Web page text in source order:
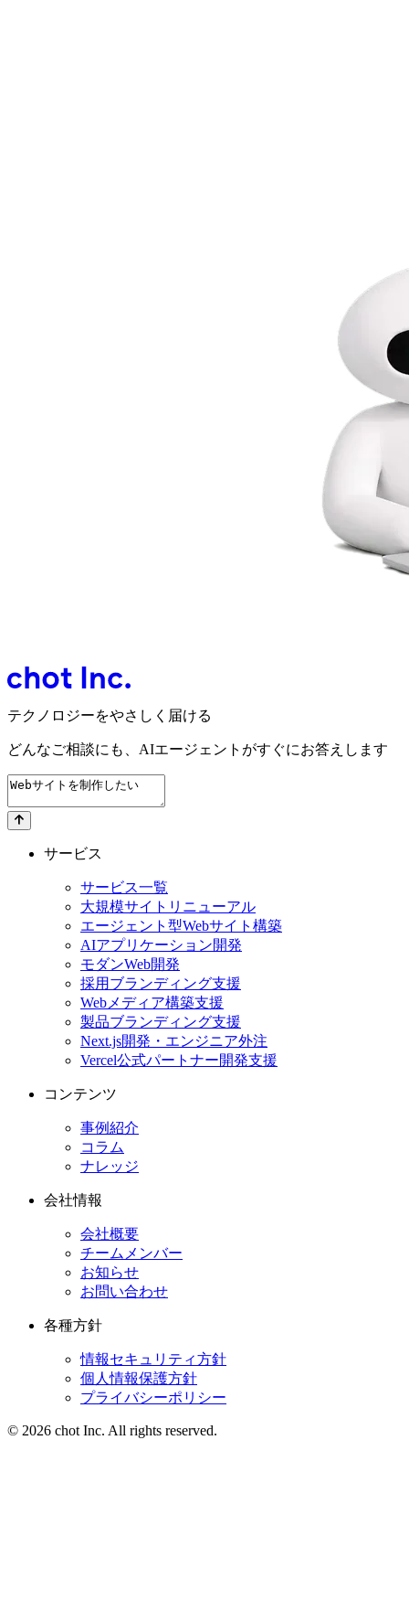
テクノロジーをやさしく届ける
どんなご相談にも、 AIエージェントがすぐにお答えします
サービス
サービス一覧
大規模サイトリニューアル
エージェント型Webサイト構築
AIアプリケーション開発
モダンWeb開発
採用ブランディング支援
Webメディア構築支援
製品ブランディング支援
Next.js開発・エンジニア外注
Vercel公式パートナー開発支援
コンテンツ
事例紹介
コラム
ナレッジ
会社情報
会社概要
チームメンバー
お知らせ
お問い合わせ
各種方針
情報セキュリティ方針
個人情報保護方針
プライバシーポリシー
© 2026 chot Inc. All rights reserved.